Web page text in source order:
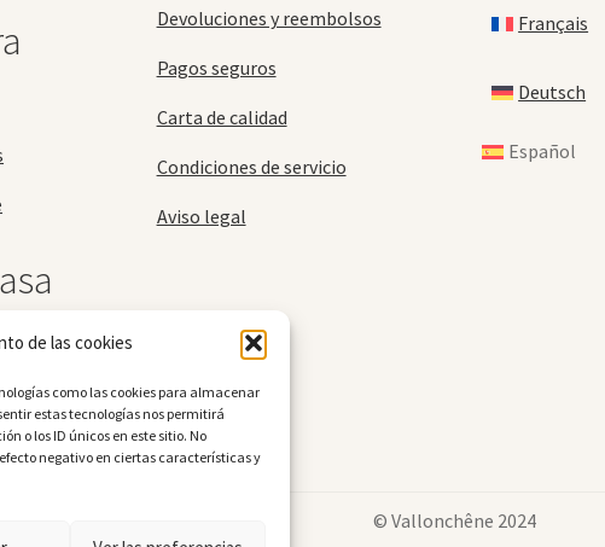
de las cookies
como las cookies para almacenar
estas tecnologías nos permitirá
o los ID únicos en este sitio. No
negativo en ciertas características y
Devoluciones y reembolsos
Pagos seguros
Carta de calidad
Condiciones de servicio
Aviso legal
Français
Deutsch
Español
© Vallonchêne 2024